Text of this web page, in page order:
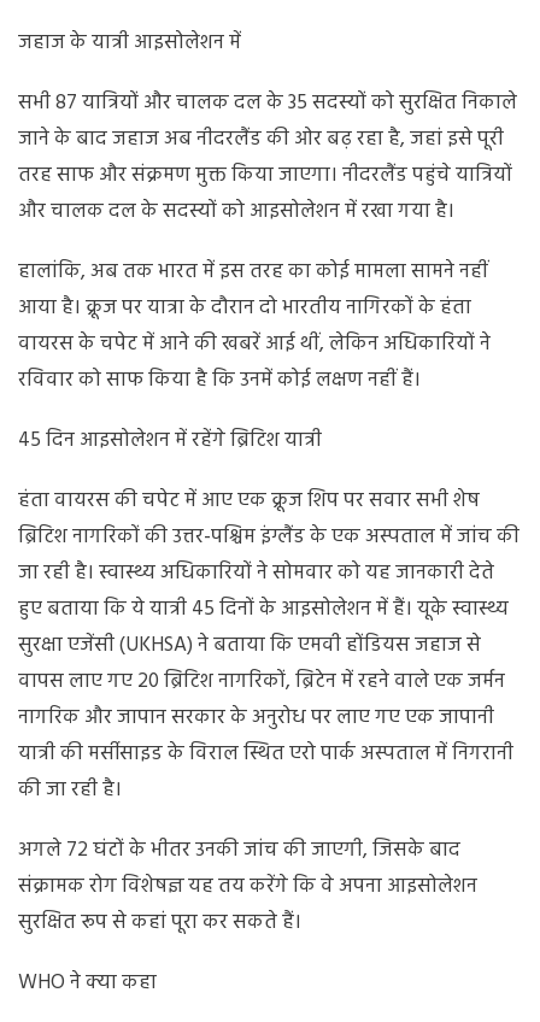
जहाज के यात्री आइसोलेशन में
सभी 87 यात्रियों और चालक दल के 35 सदस्यों को सुरक्षित निकाले
जाने के बाद जहाज अब नीदरलैंड की ओर बढ़ रहा है, जहां इसे पूरी
तरह साफ और संक्रमण मुक्त किया जाएगा। नीदरलैंड पहुंचे यात्रियों
और चालक दल के सदस्यों को आइसोलेशन में रखा गया है।
हालांकि, अब तक भारत में इस तरह का कोई मामला सामने नहीं
आया है। क्रूज पर यात्रा के दौरान दो भारतीय नागिरकों के हंता
वायरस के चपेट में आने की खबरें आई थीं, लेकिन अधिकारियों ने
रविवार को साफ किया है कि उनमें कोई लक्षण नहीं हैं।
45 दिन आइसोलेशन में रहेंगे ब्रिटिश यात्री
हंता वायरस की चपेट में आए एक क्रूज शिप पर सवार सभी शेष
ब्रिटिश नागरिकों की उत्तर-पश्चिम इंग्लैंड के एक अस्पताल में जांच की
जा रही है। स्वास्थ्य अधिकारियों ने सोमवार को यह जानकारी देते
हुए बताया कि ये यात्री 45 दिनों के आइसोलेशन में हैं। यूके स्वास्थ्य
सुरक्षा एजेंसी (UKHSA) ने बताया कि एमवी होंडियस जहाज से
वापस लाए गए 20 ब्रिटिश नागरिकों, ब्रिटेन में रहने वाले एक जर्मन
नागरिक और जापान सरकार के अनुरोध पर लाए गए एक जापानी
यात्री की मर्सीसाइड के विराल स्थित एरो पार्क अस्पताल में निगरानी
की जा रही है।
अगले 72 घंटों के भीतर उनकी जांच की जाएगी, जिसके बाद
संक्रामक रोग विशेषज्ञ यह तय करेंगे कि वे अपना आइसोलेशन
सुरक्षित रूप से कहां पूरा कर सकते हैं।
WHO ने क्या कहा